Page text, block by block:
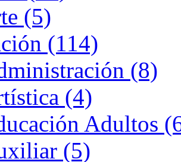
(5)
(114)
(8)
(4)
Adultos
(5)